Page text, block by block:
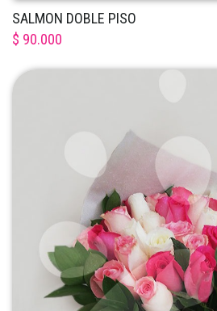
SALMON DOBLE PISO
$ 90.000